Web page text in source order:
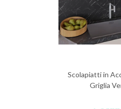
Scolapiatti in
Griglia